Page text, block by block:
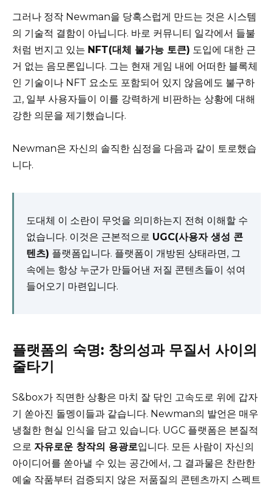
그러나 정작 Newman을 당혹스럽게 만드는 것은 시스템
의 기술적 결함이 아닙니다. 바로 커뮤니티 일각에서 들불
처럼 번지고 있는 NFT(대체 불가능 토큰) 도입에 대한 근
거 없는 음모론입니다. 그는 현재 게임 내에 어떠한 블록체
인 기술이나 NFT 요소도 포함되어 있지 않음에도 불구하
고, 일부 사용자들이 이를 강력하게 비판하는 상황에 대해
강한 의문을 제기했습니다.
Newman은 자신의 솔직한 심정을 다음과 같이 토로했습
니다.
도대체 이 소란이 무엇을 의미하는지 전혀 이해할 수
없습니다. 이것은 근본적으로 UGC(사용자 생성 콘
텐츠) 플랫폼입니다. 플랫폼이 개방된 상태라면, 그
속에는 항상 누군가 만들어낸 저질 콘텐츠들이 섞여
들어오기 마련입니다.
플랫폼의 숙명: 창의성과 무질서 사이의
줄타기
S&box가 직면한 상황은 마치 잘 닦인 고속도로 위에 갑자
기 쏟아진 돌멩이들과 같습니다. Newman의 발언은 매우
냉철한 현실 인식을 담고 있습니다. UGC 플랫폼은 본질적
으로 자유로운 창작의 용광로입니다. 모든 사람이 자신의
아이디어를 쏟아낼 수 있는 공간에서, 그 결과물은 찬란한
예술 작품부터 검증되지 않은 저품질의 콘텐츠까지 스펙트